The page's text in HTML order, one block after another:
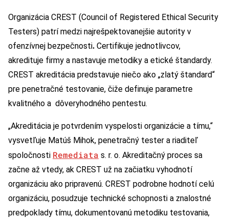
Organizácia CREST (Council of Registered Ethical Security
Testers) patrí medzi najrešpektovanejšie autority v
ofenzívnej bezpečnosti. Certifikuje jednotlivcov,
akredituje firmy a nastavuje metodiky a etické štandardy.
CREST akreditácia predstavuje niečo ako „zlatý štandard“
pre penetračné testovanie, čiže definuje parametre
kvalitného a dôveryhodného pentestu.
„Akreditácia je potvrdením vyspelosti organizácie a tímu,“
vysvetľuje Matúš Mihok, penetračný tester a riaditeľ
spoločnosti Remediata s. r. o. Akreditačný proces sa
začne až vtedy, ak CREST už na začiatku vyhodnotí
organizáciu ako pripravenú. CREST podrobne hodnotí celú
organizáciu, posudzuje technické schopnosti a znalostné
predpoklady tímu, dokumentovanú metodiku testovania,